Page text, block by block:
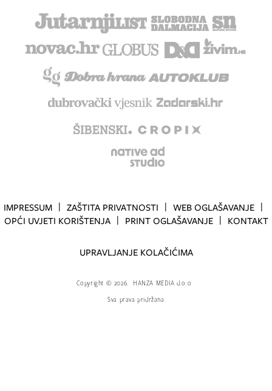
IMPRESSUM ZAŠTITA PRIVATNOSTI
WEB OGLAŠAVANJE
OPĆI UVJETI KORIŠTENJA
PRINT OGLAŠAVANJE KONTAKT
UPRAVLJANJE KOLAČIĆIMA
Copyright © 2026.
HANZA MEDIA d.o.o
Sva prava pridržana